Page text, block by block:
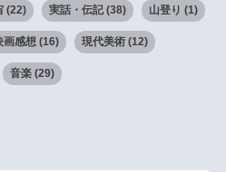
(22) 実話・伝記(38) 山登り (1)
画感想 (16) 現代美術(12)
音楽(29)